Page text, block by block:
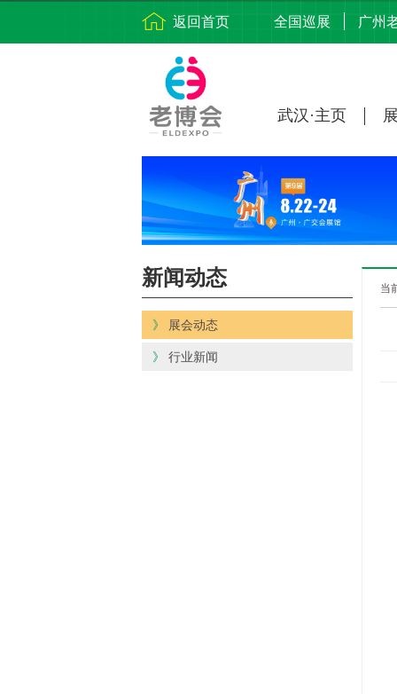
返回首页 全国巡展 广州
武汉·主页
新闻动态
》 展会动态
》 行业新闻
当